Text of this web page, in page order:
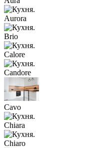
Aurora
Brio
Calore
Candore
Cavo
Chiara
Chiaro